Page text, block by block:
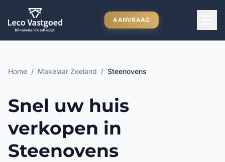
Ga direct naar inhoud
AANVRAAG
Home / Makelaar Zeeland / Steenovens
Snel uw huis
verkopen in
Steenovens